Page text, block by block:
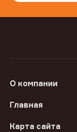
О компании
Главная
Карта сайта